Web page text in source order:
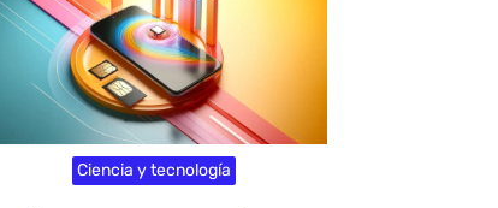
Ciencia y tecnología